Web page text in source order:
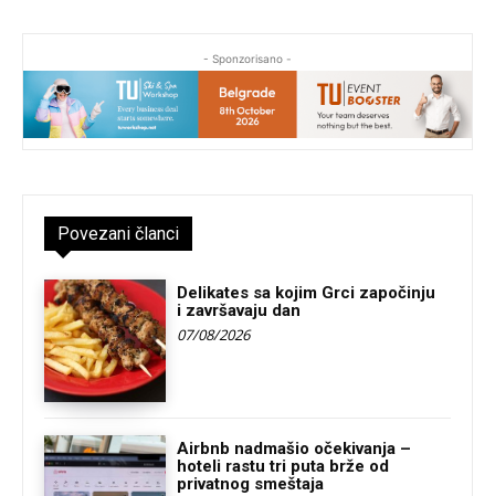
- Sponzorisano -
Povezani članci
Delikates sa kojim Grci započinju
i završavaju dan
07/08/2026
Airbnb nadmašio očekivanja –
hoteli rastu tri puta brže od
privatnog smeštaja